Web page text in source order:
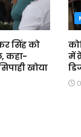
सिंह को
कहा-
खोया
में